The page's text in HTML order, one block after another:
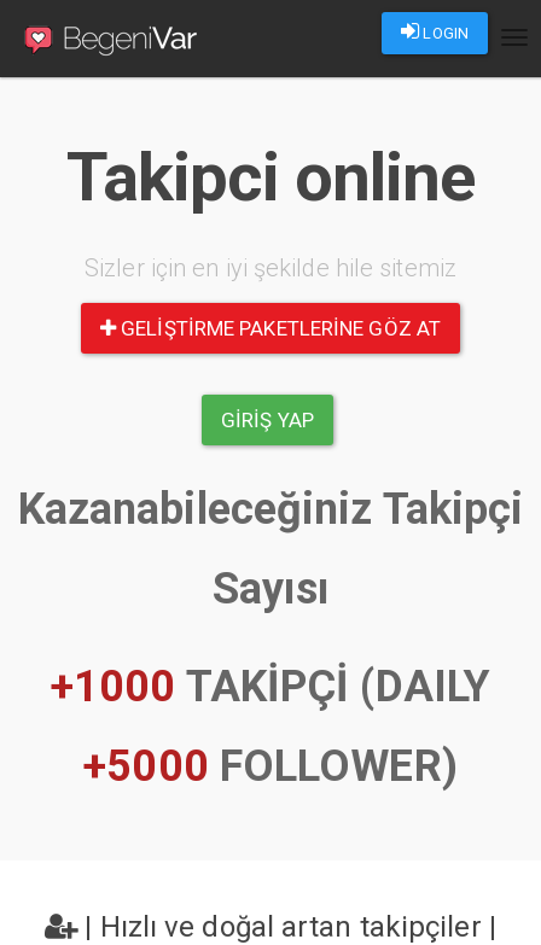
LOGIN
Takipci online
Sizler için en iyi şekilde hile sitemiz
GELIŞTIRME PAKETLERINE GÖZ AT
GIRIŞ YAP
Kazanabileceğiniz Takipçi
Sayısı
+1000 TAKİPÇİ (DAILY
+5000 FOLLOWER)
| Hızlı ve doğal artan takipçiler |